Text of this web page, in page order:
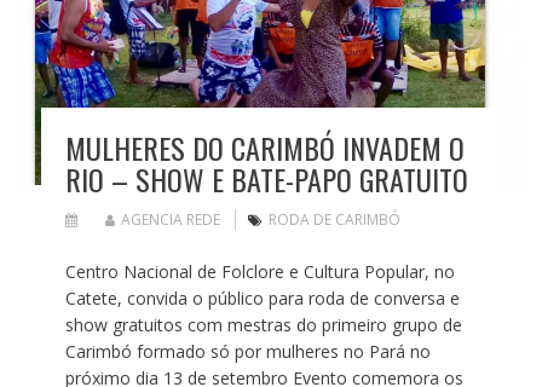
MULHERES DO CARIMBÓ INVADEM O
RIO – SHOW E BATE-PAPO GRATUITO
AGENCIA REDE RODA DE CARIMBÓ
Centro Nacional de Folclore e Cultura Popular, no
Catete, convida o público para roda de conversa e
show gratuitos com mestras do primeiro grupo de
Carimbó formado só por mulheres no Pará no
próximo dia 13 de setembro Evento comemora os